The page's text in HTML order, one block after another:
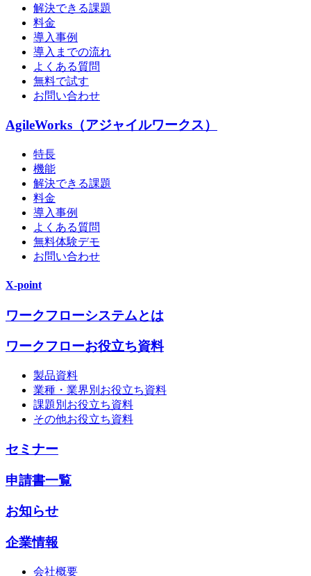
解決できる課題
料金
導入事例
導入までの流れ
よくある質問
無料で試す
お問い合わせ
AgileWorks（アジャイルワークス）
特長
機能
解決できる課題
料金
導入事例
よくある質問
無料体験デモ
お問い合わせ
X-point
ワークフローシステムとは
ワークフローお役立ち資料
製品資料
業種・業界別お役立ち資料
課題別お役立ち資料
その他お役立ち資料
セミナー
申請書一覧
お知らせ
企業情報
会社概要